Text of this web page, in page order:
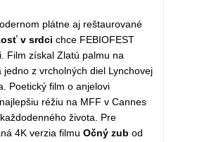
plátne aj reštaurované
v srdci chce FEBIOFEST
Film získal Zlatú palmu na
z vrcholných diel Lynchovej
Poetický film o anjelovi
réžiu na MFF v Cannes
života. Pre
4K verzia filmu Očný zub od